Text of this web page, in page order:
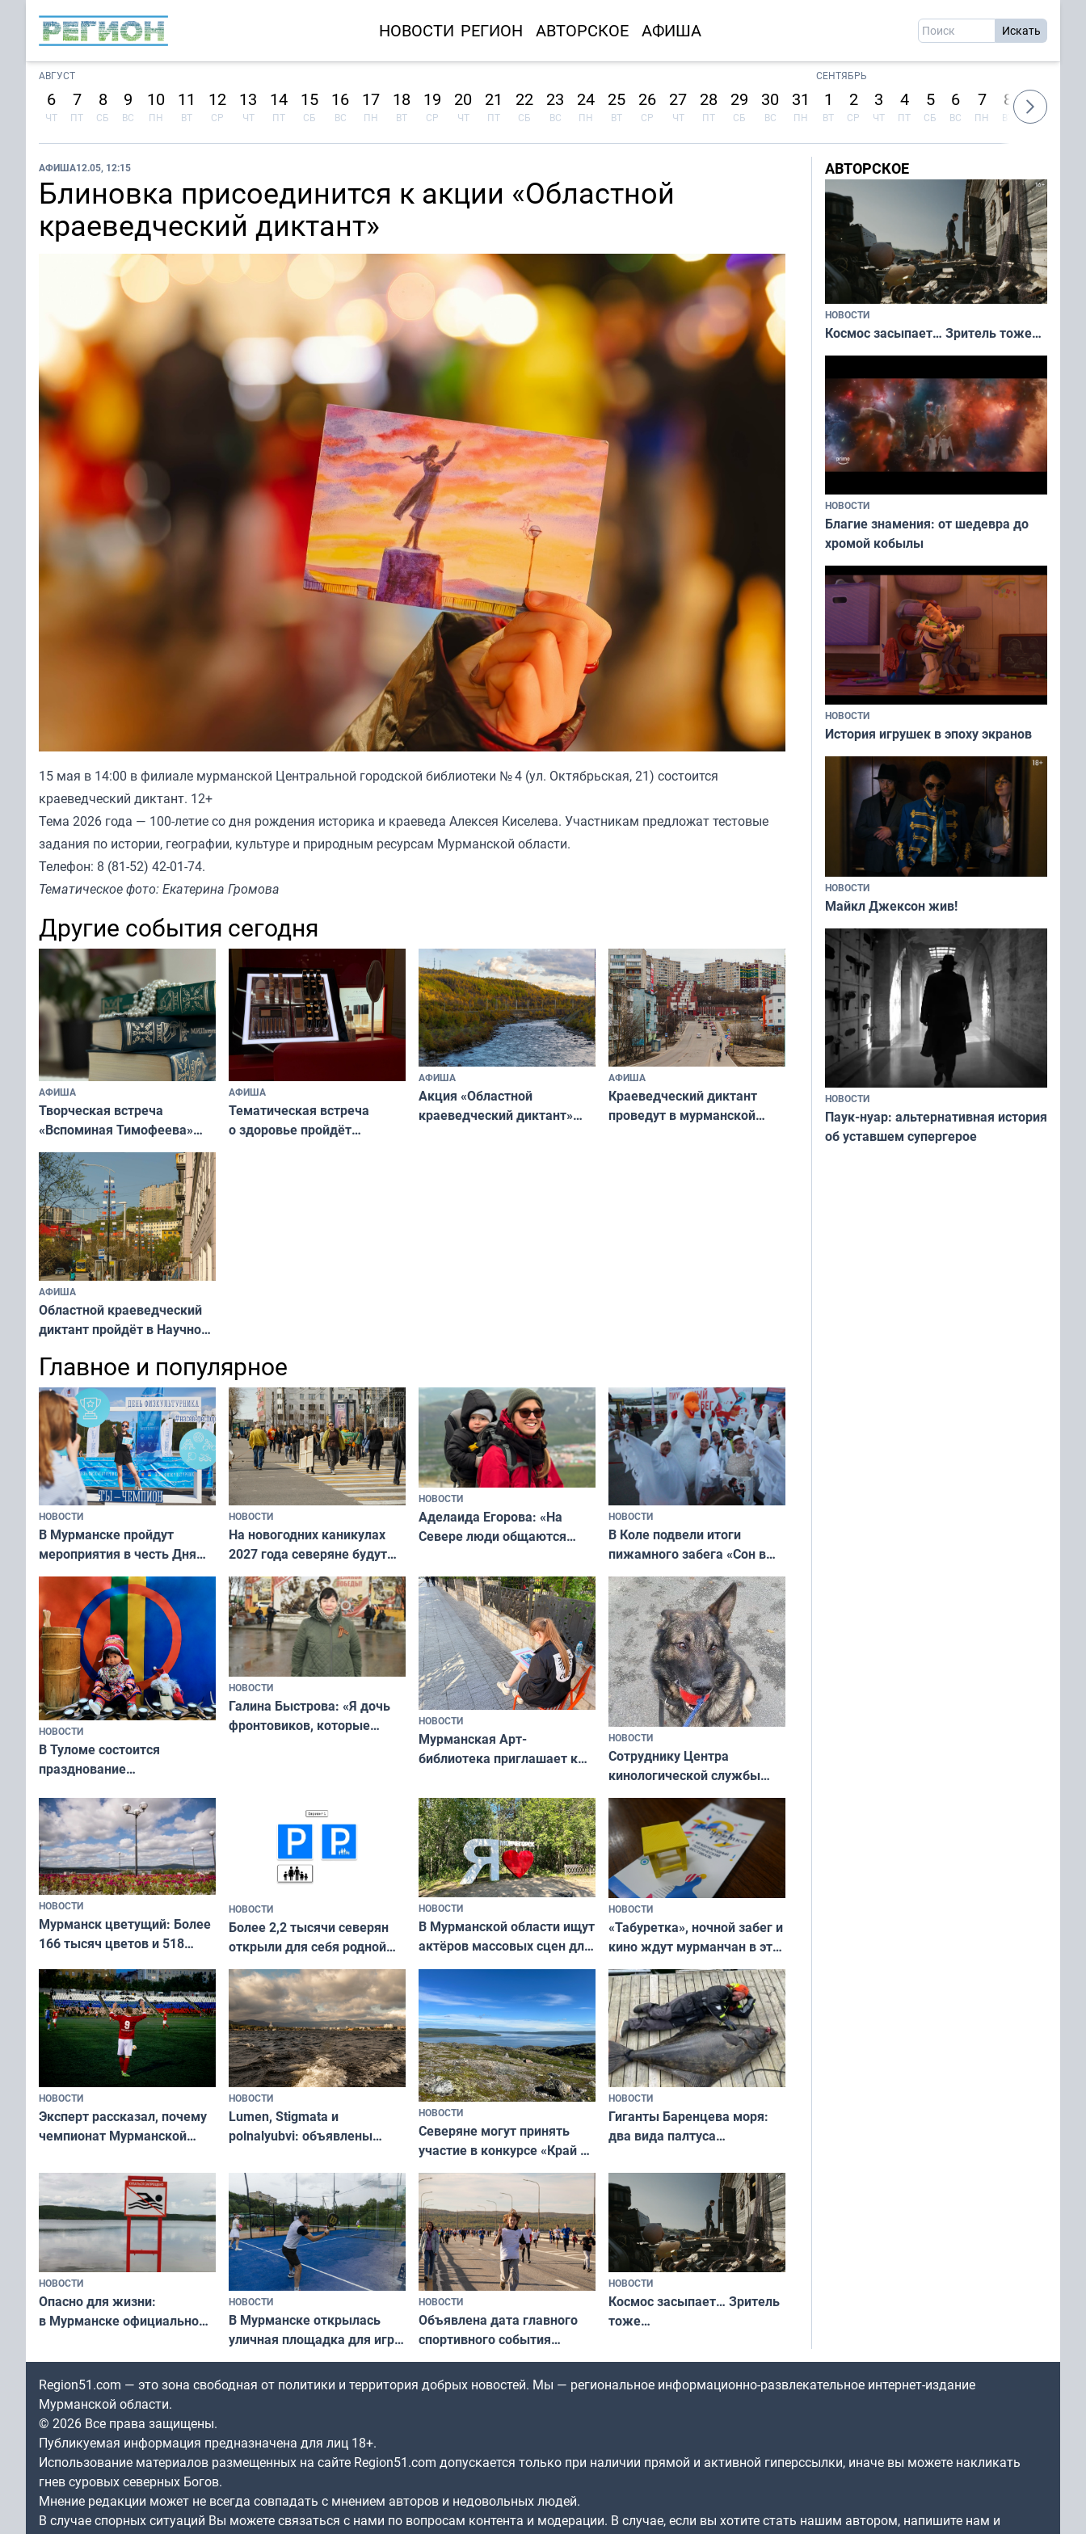
НОВОСТИ РЕГИОН АВТОРСКОЕ АФИША
АВГУСТ
6
ЧТ
7
ПТ
8
СБ
9
ВС
10
ПН
11
ВТ
12
СР
13
ЧТ
14
ПТ
15
СБ
16
ВС
17
ПН
18
ВТ
19
СР
20
ЧТ
21
ПТ
22
СБ
23
ВС
24
ПН
25
ВТ
26
СР
27
ЧТ
28
ПТ
29
СБ
30
ВС
31
ПН
СЕНТЯБРЬ
1
ВТ
2
СР
3
ЧТ
4
ПТ
5
СБ
6
ВС
7
ПН
8
ВТ
9
СР
АФИША12.05, 12:15
Блиновка присоединится к акции «Областной
краеведческий диктант»
15 мая в 14:00 в филиале мурманской Центральной городской библиотеки № 4 (ул. Октябрьская, 21) состоится
краеведческий диктант. 12+
Тема 2026 года — 100-летие со дня рождения историка и краеведа Алексея Киселева. Участникам предложат тестовые
задания по истории, географии, культуре и природным ресурсам Мурманской области.
Телефон: 8 (81-52) 42-01-74.
Тематическое фото: Екатерина Громова
Другие события сегодня
АФИША
Творческая встреча
«Вспоминая Тимофеева»
пройдёт в мурманской
библиотеке
АФИША
Тематическая встреча
о здоровье пройдёт
АФИША
Акция «Областной
краеведческий диктант»
АФИША
Краеведческий диктант
проведут в мурманской
АФИША
Областной краеведческий
диктант пройдёт в Научной
Главное и популярное
НОВОСТИ
В Мурманске пройдут
мероприятия в честь Дня
физкультурника
НОВОСТИ
На новогодних каникулах
2027 года северяне будут
отдыхать 11 дней
НОВОСТИ
Аделаида Егорова: «На
Севере люди общаются
а потому что
ты им интересен»
НОВОСТИ
В Коле подвели итоги
пижамного забега «Сон в
Олимпийскую ночь»
НОВОСТИ
В Туломе состоится
празднование
коренных народов мира
НОВОСТИ
Галина Быстрова: «Я дочь
фронтовиков, которые
НОВОСТИ
Мурманская Арт-
библиотека приглашает к
и фотографов
НОВОСТИ
Сотруднику Центра
кинологической службы
ищут новый дом
НОВОСТИ
Мурманск цветущий: Более
166 тысяч цветов и 518
НОВОСТИ
Более 2,2 тысячи северян
открыли для себя родной
край в рамках проекта
«Туризм для своих»
НОВОСТИ
В Мурманской области ищут
актёров массовых сцен для
съёмок в
короткометражном фильме
НОВОСТИ
«Табуретка», ночной забег и
кино ждут мурманчан в эти
выходные
НОВОСТИ
Эксперт рассказал, почему
чемпионат Мурманской
незамеченным
НОВОСТИ
Lumen, Stigmata и
polnalyubvi: объявлены
«Имандра» в 2026 года
НОВОСТИ
Северяне могут принять
участие в конкурсе «Край у
северной границы: фотогид
по Печенгскому округу»
НОВОСТИ
Гиганты Баренцева моря:
два вида палтуса
НОВОСТИ
Опасно для жизни:
в Мурманске официально
в городских водоёмах
НОВОСТИ
В Мурманске открылась
уличная площадка для игры
в падел
НОВОСТИ
Объявлена дата главного
спортивного события
Заполярья: как зарождался
фестиваль «Гольфстрим»
НОВОСТИ
Космос засыпает… Зритель
тоже…
АВТОРСКОЕ
НОВОСТИ
Космос засыпает… Зритель тоже…
НОВОСТИ
Благие знамения: от шедевра до
хромой кобылы
НОВОСТИ
История игрушек в эпоху экранов
НОВОСТИ
Майкл Джексон жив!
НОВОСТИ
Паук-нуар: альтернативная история
об уставшем супергерое
Region51.com — это зона свободная от политики и территория добрых новостей. Мы — региональное информационно-развлекательное интернет-издание
Мурманской области.
© 2026 Все права защищены.
Публикуемая информация предназначена для лиц 18+.
Использование материалов размещенных на сайте Region51.com допускается только при наличии прямой и активной гиперссылки, иначе вы можете накликать
гнев суровых северных Богов.
Мнение редакции может не всегда совпадать с мнением авторов и недовольных людей.
В случае спорных ситуаций Вы можете связаться с нами по вопросам контента и модерации. В случае, если вы хотите стать нашим автором, напишите нам и